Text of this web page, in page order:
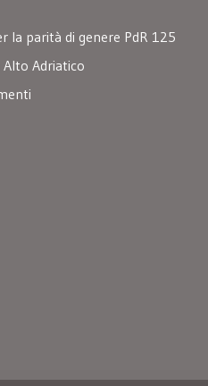
la parità di genere PdR 125
Adriatico